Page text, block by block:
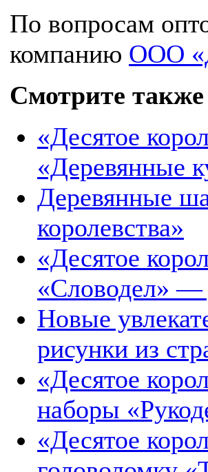
По вопросам
компанию ООО
Смотрите
«Десятое
«Деревянные
Деревянные
королевства»
«Десятое
«Словодел» —
Новые
рисунки из
«Десятое
наборы
«Десятое